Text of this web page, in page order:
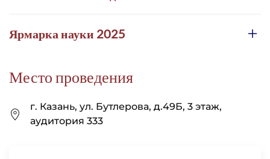
Ярмарка науки 2025
Место проведения
г. Казань, ул. Бутлерова, д.49Б, 3 этаж,
аудитория 333